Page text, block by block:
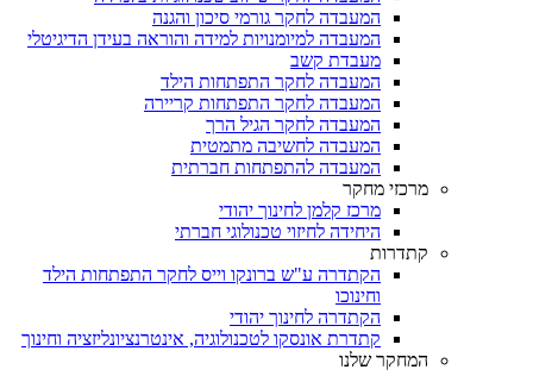
המעבדה לחקר גורמי סיכון והגנה
המעבדה למיומנויות למידה והוראה בעידן הדיגיטלי
מעבדת קשב
המעבדה לחקר התפתחות הילד
המעבדה לחקר התפתחות קריירה
המעבדה לחקר הגיל הרך
המעבדה לחשיבה מתמטית
המעבדה להתפתחות חברתית
מרכזי מחקר
מרכז קלמן לחינוך יהודי
היחידה לחיזוי טכנולוגי חברתי
קתדרות
הקתדרה ע"ש ברונקו וייס לחקר התפתחות הילד
וחינוכו
הקתדרה לחינוך יהודי
קתדרת אונסקו לטכנולוגיה, אינטרנציונליזציה וחינוך
המחקר שלנו